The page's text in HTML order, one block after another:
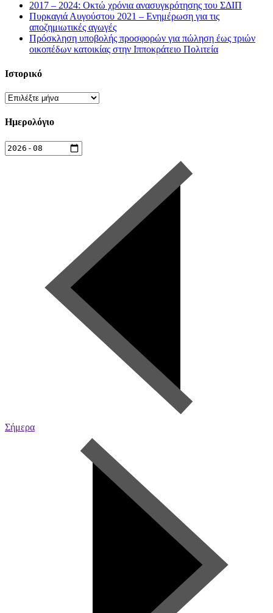
2017 – 2024: Οκτώ χρόνια ανασυγκρότησης του ΣΔΙΠ
Πυρκαγιά Αυγούστου 2021 – Ενημέρωση για τις
αποζημιωτικές αγωγές
Πρόσκληση υποβολής προσφορών για πώληση έως τριών
οικοπέδων κατοικίας στην Ιπποκράτειο Πολιτεία
Ιστορικό
Ιστορικό
Ημερολόγιο
Σήμερα